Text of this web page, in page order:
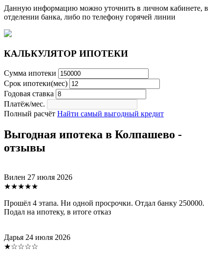
Данную информацию можно уточнить в личном кабинете, в
отделении банка, либо по телефону горячей линии
КАЛЬКУЛЯТОР ИПОТЕКИ
Сумма ипотеки
Срок ипотеки(мес)
Годовая ставка
Платёж/мес.
Полный расчёт Найти самый выгодный кредит
Выгодная ипотека в Колпашево -
отзывы
Вилен 27 июля 2026
★★★★★
Прошёл 4 этапа. Ни одной просрочки. Отдал банку 250000.
Подал на ипотеку, в итоге отказ
Дарья 24 июля 2026
★☆☆☆☆